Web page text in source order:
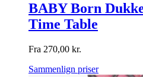
BABY Born
Time Table
Fra 270,00 kr.
Sammenlign priser